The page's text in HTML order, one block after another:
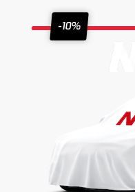
-10%